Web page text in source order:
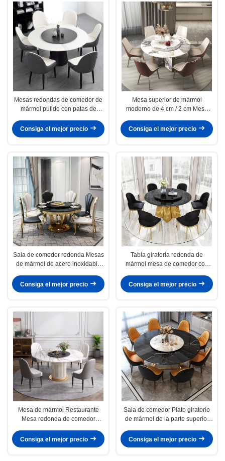
Mesas redondas de comedor de
mármol pulido con patas de
Consiga el mejor precio
Mesa superior de mármol
moderno de 4 cm / 2 cm Mesa
Consiga el mejor precio
Sala de comedor redonda Mesas
de mármol de acero inoxidable
Consiga el mejor precio
Tabla giratoria redonda de
mármol mesa de comedor con
Consiga el mejor precio
Mesa de mármol Restaurante
Mesa redonda de comedor
Consiga el mejor precio
Sala de comedor Plato giratorio
de mármol de la parte superior
pulida
Consiga el mejor precio